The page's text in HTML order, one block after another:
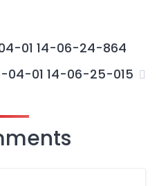
01 14-06-24-864
04-01 14-06-25-015